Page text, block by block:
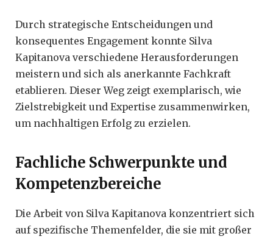
Durch strategische Entscheidungen und
konsequentes Engagement konnte Silva
Kapitanova verschiedene Herausforderungen
meistern und sich als anerkannte Fachkraft
etablieren. Dieser Weg zeigt exemplarisch, wie
Zielstrebigkeit und Expertise zusammenwirken,
um nachhaltigen Erfolg zu erzielen.
Fachliche Schwerpunkte und
Kompetenzbereiche
Die Arbeit von Silva Kapitanova konzentriert sich
auf spezifische Themenfelder, die sie mit großer